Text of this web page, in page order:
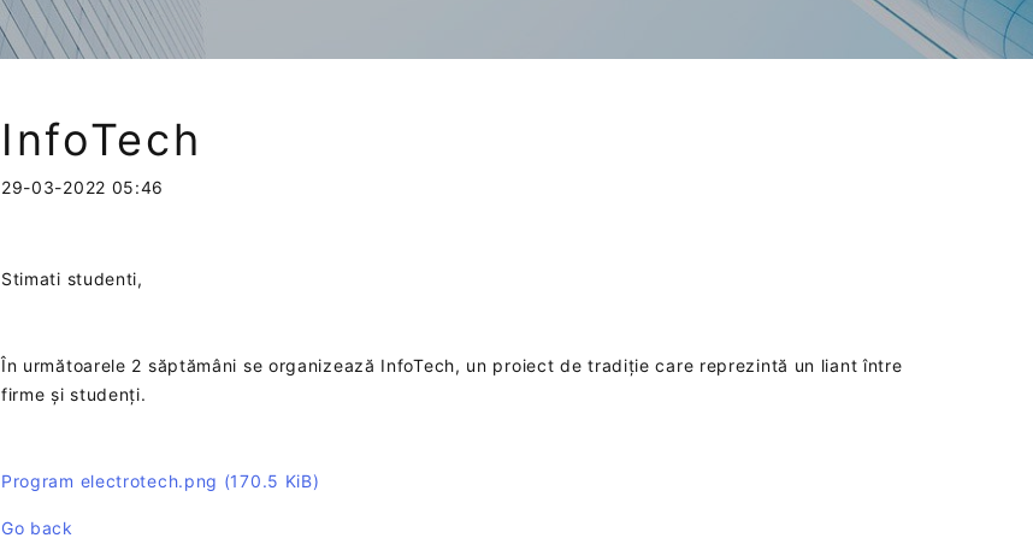
InfoTech
29-03-2022 05:46
Stimati studenti,
În următoarele 2 săptămâni se organizează InfoTech, un proiect de tradiție care reprezintă un liant între
firme și studenți.
Program electrotech.png (170.5 KiB)
Go back